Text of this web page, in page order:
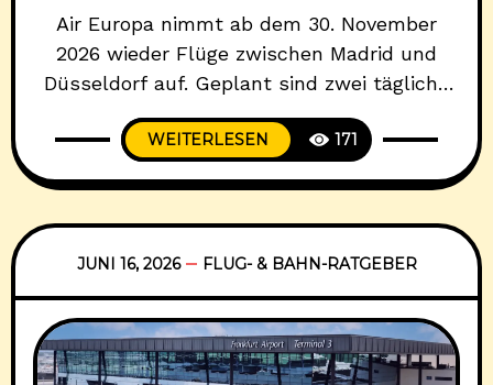
Air Europa nimmt ab dem 30. November
2026 wieder Flüge zwischen Madrid und
Düsseldorf auf. Geplant sind zwei tägliche
Verbindungen mit Boeing 737-800. Für Euch
bedeutet das: mehr Auswahl auf der
allem Richtung Lateinamerika. Die neuen
Flüge gehen aus aktuellen Flugplandaten
hervor, über die zuerst AeroRoutes
WEITERLESEN 171
JUNI 16, 2026 FLUG- & BAHN-RATGEBER